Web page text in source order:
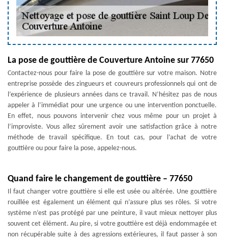
La pose de gouttière de Couverture Antoine sur 77650
Contactez-nous pour faire la pose de gouttière sur votre maison. Notre
entreprise possède des zingueurs et couvreurs professionnels qui ont de
l’expérience de plusieurs années dans ce travail. N’hésitez pas de nous
appeler à l’immédiat pour une urgence ou une intervention ponctuelle.
En effet, nous pouvons intervenir chez vous même pour un projet à
l’improviste. Vous allez sûrement avoir une satisfaction grâce à notre
méthode de travail spécifique. En tout cas, pour l’achat de votre
gouttière ou pour faire la pose, appelez-nous.
Quand faire le changement de gouttière – 77650
Il faut changer votre gouttière si elle est usée ou altérée. Une gouttière
rouillée est également un élément qui n’assure plus ses rôles. Si votre
système n’est pas protégé par une peinture, il vaut mieux nettoyer plus
souvent cet élément. Au pire, si votre gouttière est déjà endommagée et
non récupérable suite à des agressions extérieures, il faut passer à son